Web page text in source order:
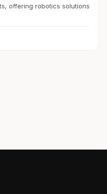
offering robotics solutions